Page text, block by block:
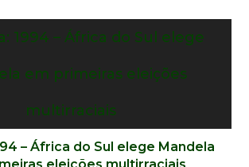
– África do Sul elege Mandela